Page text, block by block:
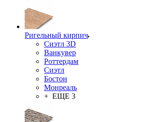
Ригельный кирпич
Сиэтл 3D
Ванкувер
Роттердам
Сиэтл
Бостон
Монреаль
+ ЕЩЕ 3